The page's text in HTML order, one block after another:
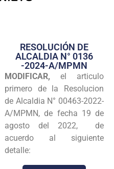
Transparencia
Seguridad
Programas
Intranet
RESOLUCIÓN DE
ALCALDIA N° 0136
-2024-A/MPMN
MODIFICAR, el articulo
primero de la Resolucion
de Alcaldia N° 00463-2022-
A/MPMN, de fecha 19 de
agosto del 2022, de
acuerdo al siguiente
detalle: